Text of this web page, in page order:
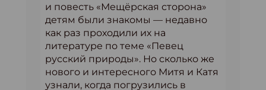
и повесть «Мещёрская сторона»
детям были знакомы — недавно
как раз проходили их на
литературе по теме «Певец
русский природы». Но сколько же
нового и интересного Митя и Катя
узнали, когда погрузились в